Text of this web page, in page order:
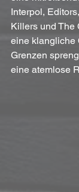
Interpol,
Killers und The
eine klangliche
Grenzen
eine atemlose